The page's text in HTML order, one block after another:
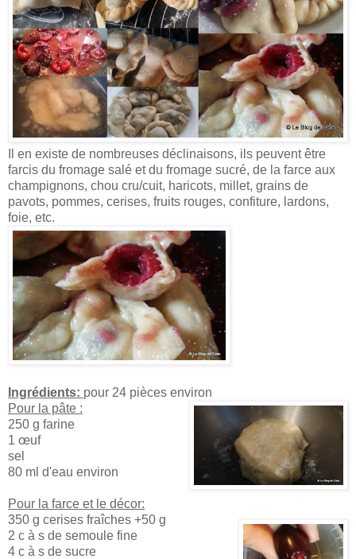
Il en existe de nombreuses déclinaisons, ils peuvent être
farcis du fromage salé et du fromage sucré, de la farce aux
champignons, chou cru/cuit, haricots, millet, grains de
pavots, pommes, cerises, fruits rouges, confiture, lardons,
foie, etc.
Ingrédients: pour 24 pièces environ
Pour la pâte :
250 g farine
1 œuf
sel
80 ml d'eau environ
Pour la farce et le décor:
350 g cerises fraîches +50 g
2 c à s de semoule fine
4 c à s de sucre